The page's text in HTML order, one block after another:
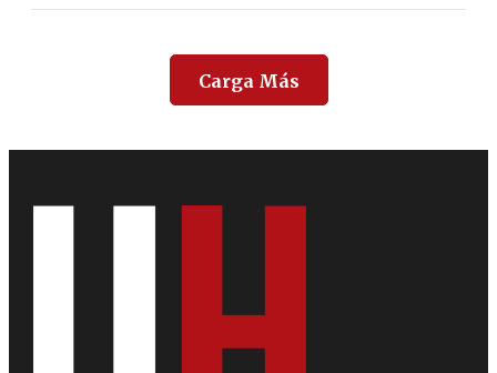
Carga Más